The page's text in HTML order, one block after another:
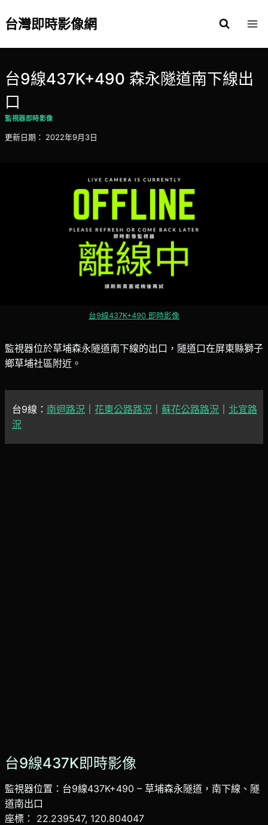
to台灣即時影像網
台9線437K+490 森永隧道南下線出
口
監視器即時影像
更新日期： 2022年9月3日
台9線437K+490 即時影像
監視器位於草埔森永隧道南下線的出口，隧道口在屏東縣獅子
鄉草埔社區附近。
台9線： 南迴路況 花東公路路況 蘇花公路路況
北宜路
況
台9線437K即時影像
監視器位置：台9線437K+490 – 草埔森永隧道，南下線、隧
道南出口
座標： 22.239547, 120.804047